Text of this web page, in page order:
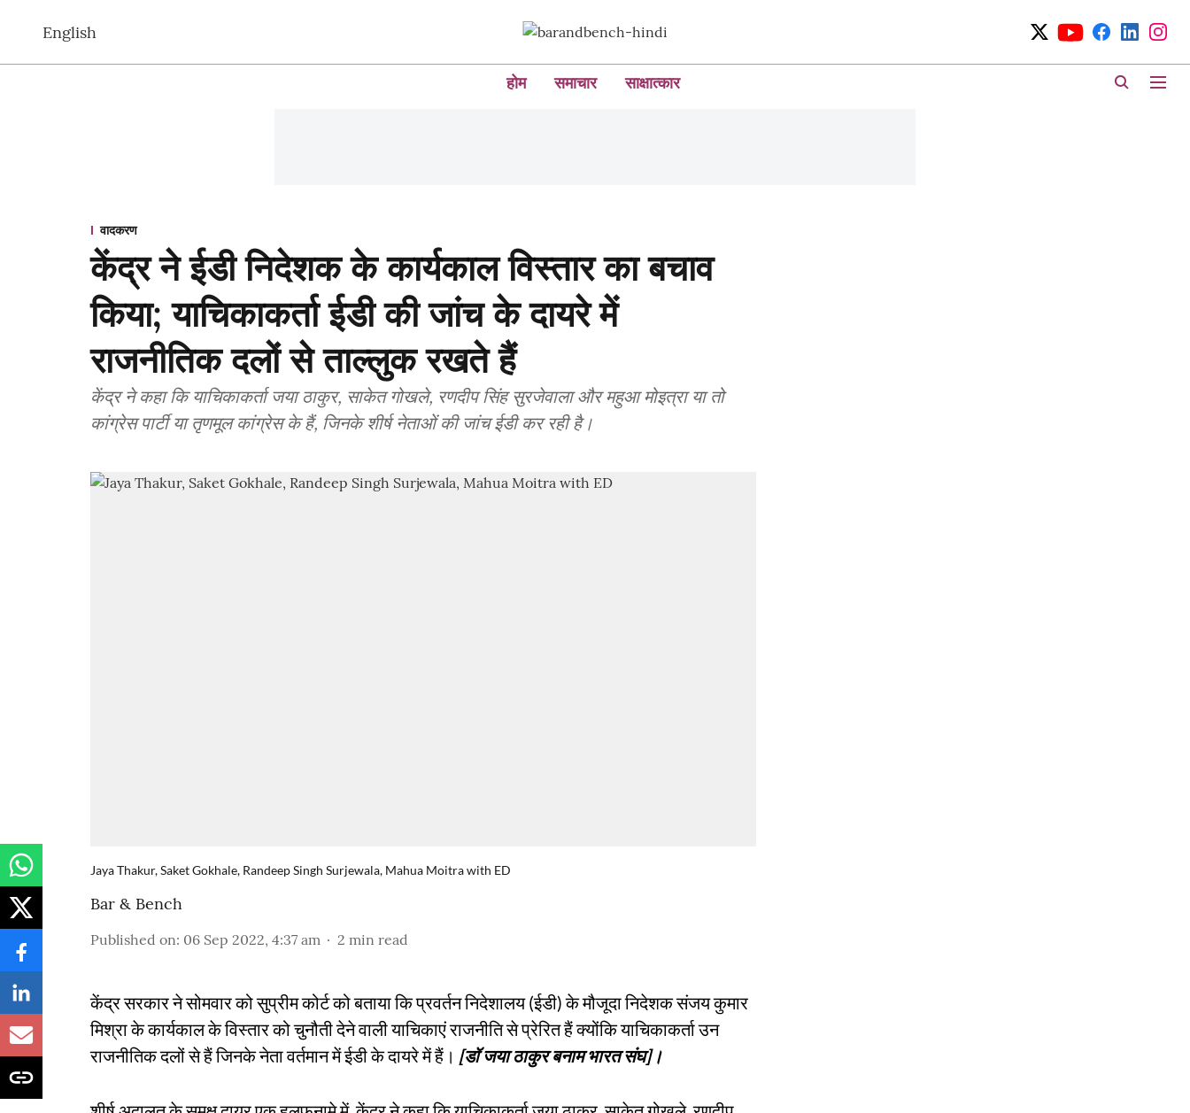
English
होम समाचार साक्षात्कार
वादकरण
केंद्र ने ईडी निदेशक के कार्यकाल विस्तार का बचाव
किया; याचिकाकर्ता ईडी की जांच के दायरे में
राजनीतिक दलों से ताल्लुक रखते हैं
केंद्र ने कहा कि याचिकाकर्ता जया ठाकुर, साकेत गोखले, रणदीप सिंह सुरजेवाला और महुआ मोइत्रा या तो
कांग्रेस पार्टी या तृणमूल कांग्रेस के हैं, जिनके शीर्ष नेताओं की जांच ईडी कर रही है।
Jaya Thakur, Saket Gokhale, Randeep Singh Surjewala, Mahua Moitra with ED
Bar & Bench
Published on: 06 Sep 2022, 4:37 am 2 min read
केंद्र सरकार ने सोमवार को सुप्रीम कोर्ट को बताया कि प्रवर्तन निदेशालय (ईडी) के मौजूदा निदेशक संजय कुमार
मिश्रा के कार्यकाल के विस्तार को चुनौती देने वाली याचिकाएं राजनीति से प्रेरित हैं क्योंकि याचिकाकर्ता उन
राजनीतिक दलों से हैं जिनके नेता वर्तमान में ईडी के दायरे में हैं। [डॉ जया ठाकुर बनाम भारत संघ]।